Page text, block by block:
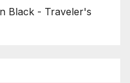
Black - Traveler's